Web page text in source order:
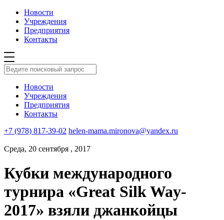
Новости
Учреждения
Предприятия
Контакты
Новости
Учреждения
Предприятия
Контакты
+7 (978) 817-39-02 helen-mama.mironova@yandex.ru
Среда, 20 сентября , 2017
Кубки международного
турнира «Great Silk Way-
2017» взяли джанкойцы